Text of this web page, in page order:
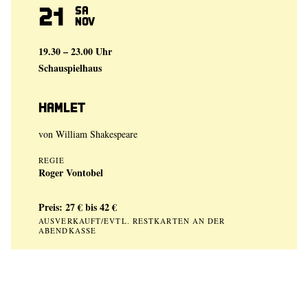
21 Sa
Nov
19.30 – 23.00 Uhr
Schauspielhaus
Hamlet
von William Shakespeare
REGIE
Roger Vontobel
Preis: 27 € bis 42 €
AUSVERKAUFT/EVTL. RESTKARTEN AN DER
ABENDKASSE